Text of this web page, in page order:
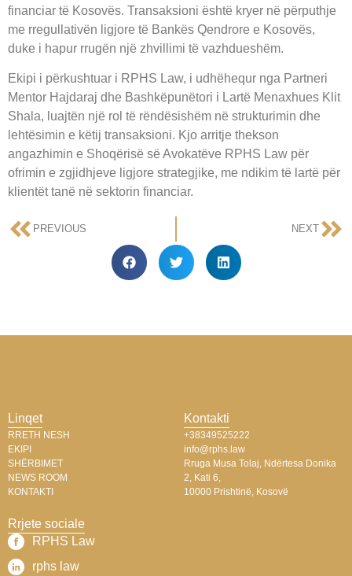
financiar të Kosovës. Transaksioni është kryer në përputhje
me rregullativën ligjore të Bankës Qendrore e Kosovës,
duke i hapur rrugën një zhvillimi të vazhdueshëm.
Ekipi i përkushtuar i RPHS Law, i udhëhequr nga Partneri
Mentor Hajdaraj dhe Bashkëpunëtori i Lartë Menaxhues Klit
Shala, luajtën një rol të rëndësishëm në strukturimin dhe
lehtësimin e këtij transaksioni. Kjo arritje thekson
angazhimin e Shoqërisë së Avokatëve RPHS Law për
ofrimin e zgjidhjeve ligjore strategjike, me ndikim të lartë për
klientët tanë në sektorin financiar.
PREVIOUS NEXT
Linqet
RRETH NESH
EKIPI
SHËRBIMET
NEWS ROOM
KONTAKTI
Kontakti
+38349525222
info@rphs.law
Rruga Musa Tolaj, Ndërtesa Donika
2, Kati 6,
10000 Prishtinë, Kosovë
Rrjete sociale
RPHS Law​
rphs law​